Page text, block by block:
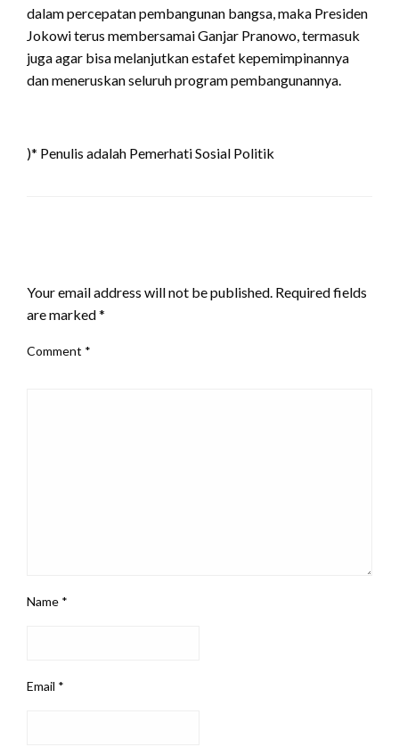
dalam percepatan pembangunan bangsa, maka Presiden
Jokowi terus membersamai Ganjar Pranowo, termasuk
juga agar bisa melanjutkan estafet kepemimpinannya
dan meneruskan seluruh program pembangunannya.
)* Penulis adalah Pemerhati Sosial Politik
Your email address will not be published. Required fields
are marked*
Comment *
Name *
Email *